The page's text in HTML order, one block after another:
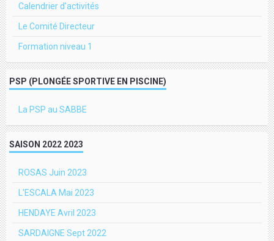
Calendrier d'activités
Le Comité Directeur
Formation niveau 1
PSP (PLONGÉE SPORTIVE EN PISCINE)
La PSP au SABBE
SAISON 2022 2023
ROSAS Juin 2023
L'ESCALA Mai 2023
HENDAYE Avril 2023
SARDAIGNE Sept 2022